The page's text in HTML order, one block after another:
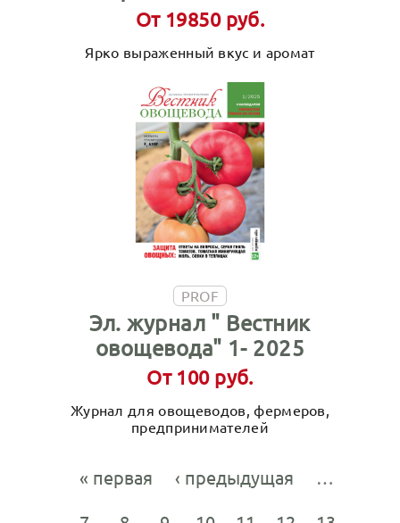
От 19850 руб.
Ярко выраженный вкус и аромат
PROF
Эл. журнал " Вестник
овощевода" 1- 2025
От 100 руб.
Журнал для овощеводов, фермеров,
предпринимателей
« первая ‹ предыдущая
…